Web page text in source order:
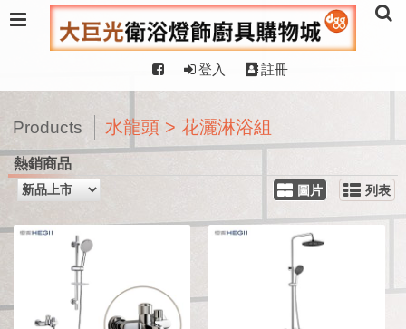
登入 註冊
Products 水龍頭 > 花灑淋浴組
熱銷商品
圖片 列表